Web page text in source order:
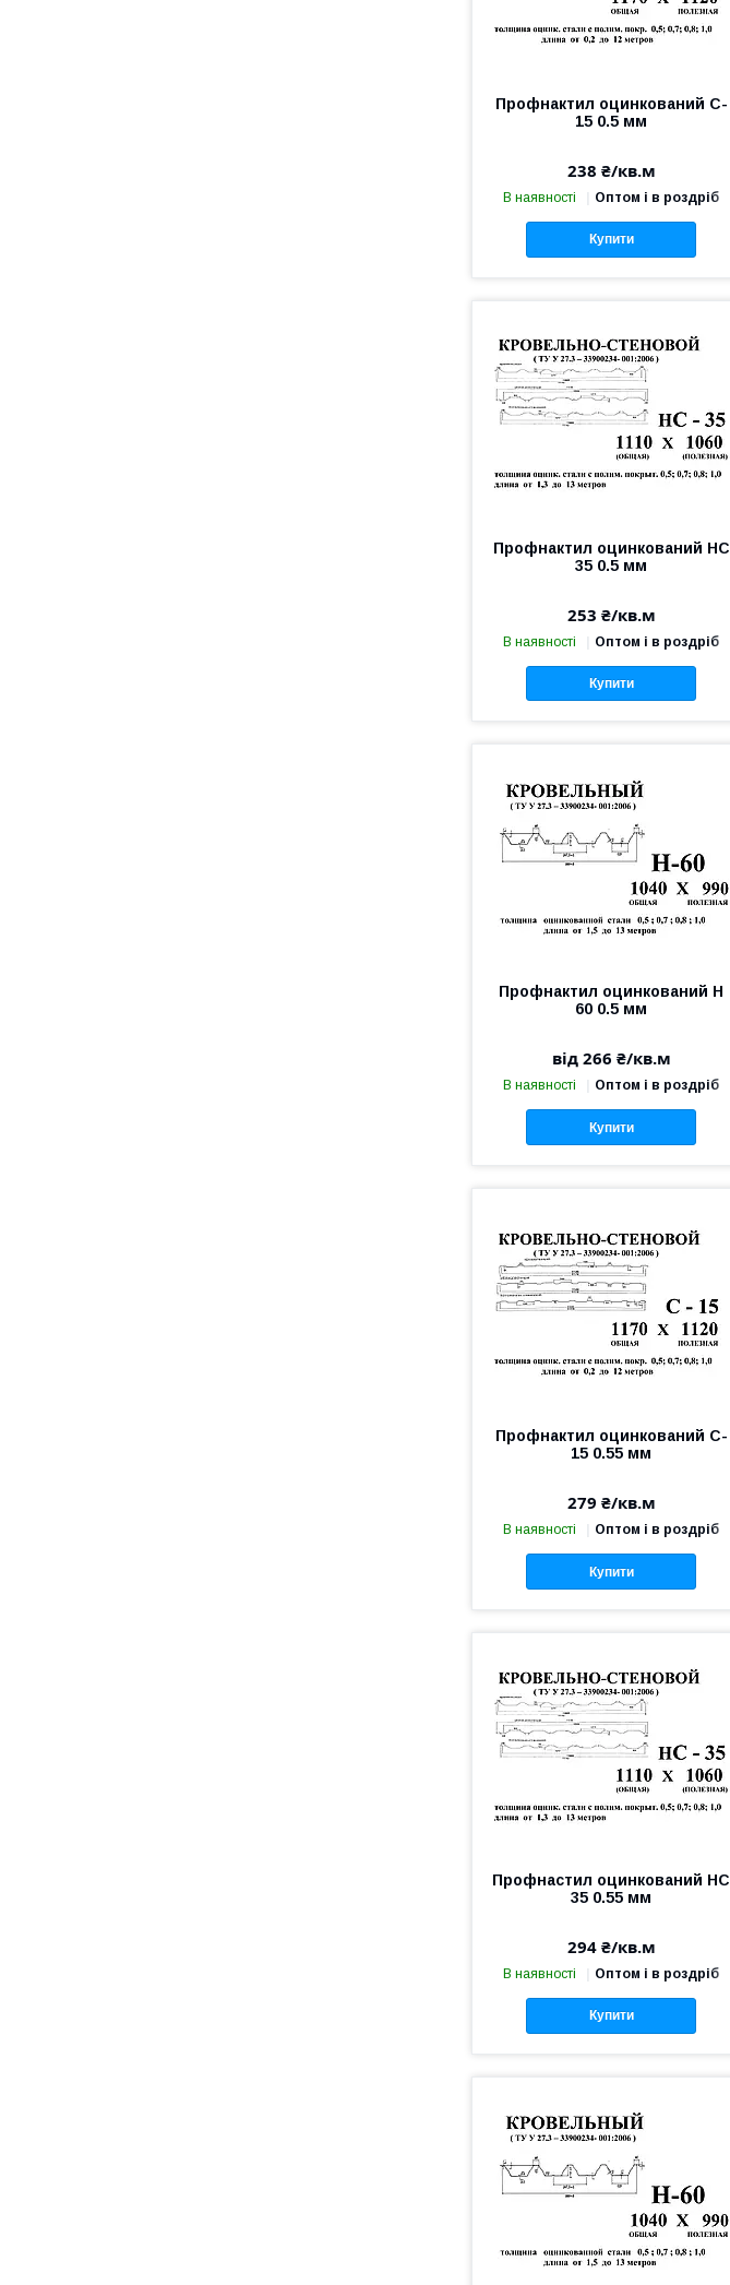
Профнактил оцинкований C-
15 0.5 мм
238 ₴/кв.м
В наявності Оптом і в роздріб
Купити
Профнактил оцинкований НС
35 0.5 мм
253 ₴/кв.м
В наявності Оптом і в роздріб
Купити
Профнактил оцинкований Н
60 0.5 мм
від 266 ₴/кв.м
В наявності Оптом і в роздріб
Купити
Профнактил оцинкований C-
15 0.55 мм
279 ₴/кв.м
В наявності Оптом і в роздріб
Купити
Профнастил оцинкований НС
35 0.55 мм
294 ₴/кв.м
В наявності Оптом і в роздріб
Купити